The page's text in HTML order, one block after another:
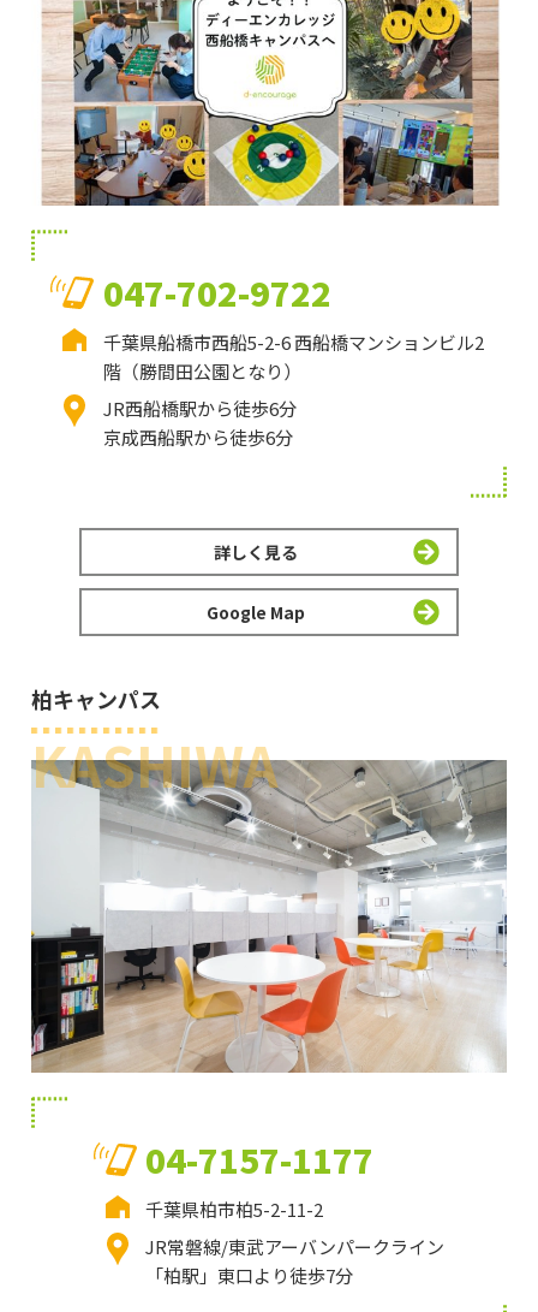
047-702-9722
千葉県船橋市西船5-2-6 西船橋マンションビル2
階（勝間田公園となり）
JR西船橋駅から徒歩6分
京成西船駅から徒歩6分
詳しく見る
Google Map
柏キャンパス
KASHIWA
04-7157-1177
千葉県柏市柏5-2-11-2
JR常磐線/東武アーバンパークライン
「柏駅」東口より徒歩7分